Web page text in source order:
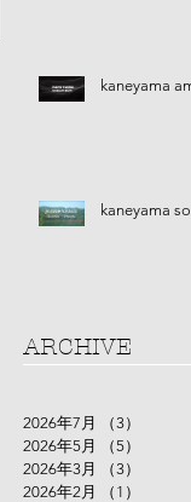
kaneyama
kaneyama
ARCHIVE
2026年7月 （3）
2026年5月
（5）
2026年3月
（3）
2026年2月
（1）